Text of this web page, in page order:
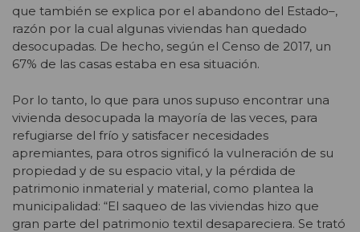
que también se explica por el abandono del Estado–,
razón por la cual algunas viviendas han quedado
desocupadas. De hecho, según el Censo de 2017, un
67% de las casas estaba en esa situación.
Por lo tanto, lo que para unos supuso encontrar una
vivienda desocupada la mayoría de las veces, para
refugiarse del frío y satisfacer necesidades
apremiantes, para otros significó la vulneración de su
propiedad y de su espacio vital, y la pérdida de
patrimonio inmaterial y material, como plantea la
municipalidad: “El saqueo de las viviendas hizo que
gran parte del patrimonio textil desapareciera. Se trató